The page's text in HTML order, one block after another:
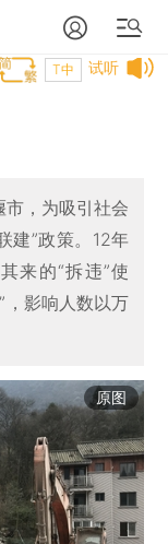
试听
T中
，为吸引社会
建”政策。12年
来的“拆违”使
，影响人数以万
原图